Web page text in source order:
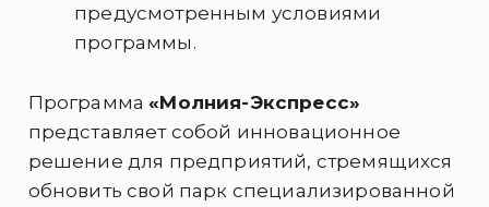
предусмотренным условиями
программы.
Программа «Молния-Экспресс»
представляет собой инновационное
решение для предприятий, стремящихся
обновить свой парк специализированной